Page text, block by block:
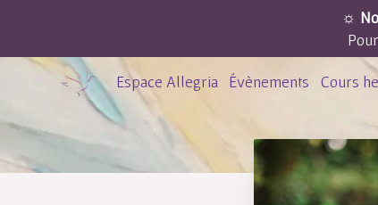
☼
Espace Allegria Évènements Cours